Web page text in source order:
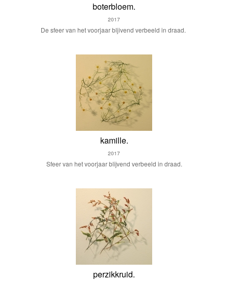
boterbloem.
2017
De sfeer van het voorjaar bljivend verbeeld in draad.
kamille.
2017
Sfeer van het voorjaar blijvend verbeeld in draad.
perzikkruid.